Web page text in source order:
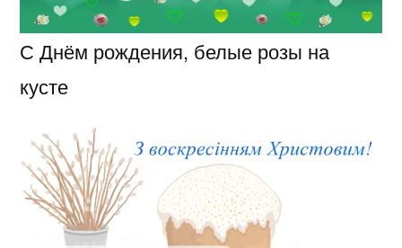
С Днём рождения, белые розы на
кусте